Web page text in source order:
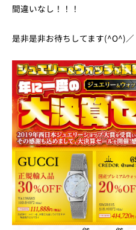
間違いなし！！！
是非是非お待ちしてます(^O^)／